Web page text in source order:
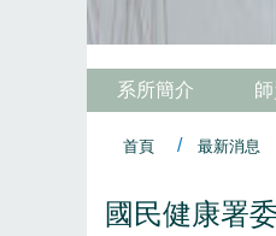
系所簡介
首頁 最新消息
國民健康署